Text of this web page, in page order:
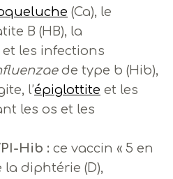
(Ca), le
B (HB), la
et les infections
de type b (Hib),
l’épiglottite et les
les os et les
Hib : ce vaccin « 5 en
la diphtérie (D),